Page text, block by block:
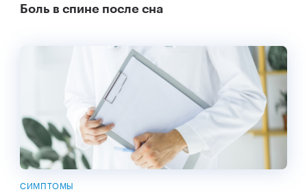
Боль в спине после сна
СИМПТОМЫ